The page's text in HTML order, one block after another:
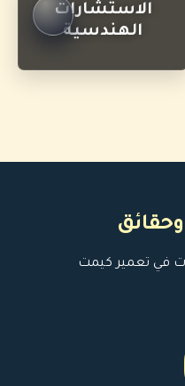
الاستشارات
الهندسية
في تعمير كيمت